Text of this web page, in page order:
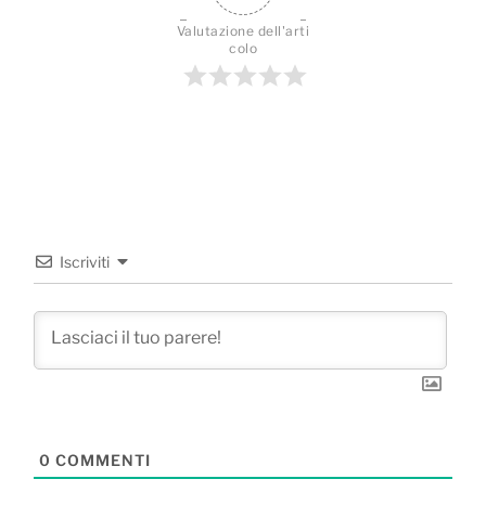
Valutazione dell'arti
colo
Iscriviti
0 COMMENTI